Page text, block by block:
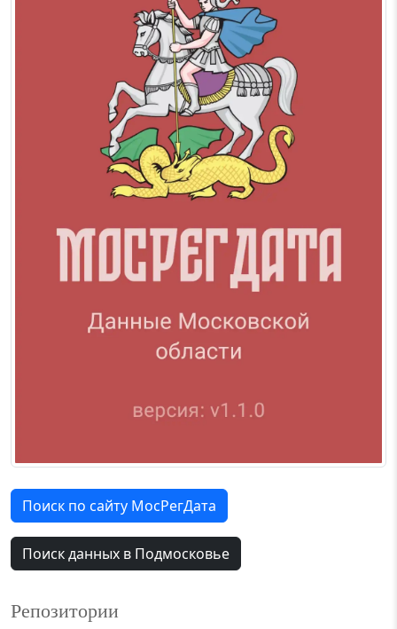
Поиск по сайту МосРегДата
Поиск данных в Подмосковье
Репозитории